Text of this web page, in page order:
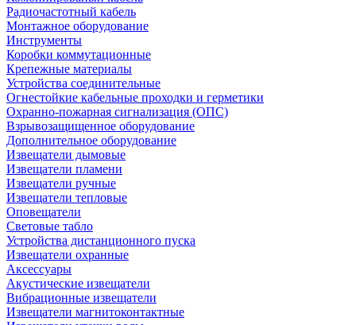
Радиочастотный кабель
Монтажное оборудование
Инструменты
Коробки коммутационные
Крепежные материалы
Устройства соединительные
Огнестойкие кабельные проходки и герметики
Охранно-пожарная сигнализация (ОПС)
Взрывозащищенное оборудование
Дополнительное оборудование
Извещатели дымовые
Извещатели пламени
Извещатели ручные
Извещатели тепловые
Оповещатели
Световые табло
Устройства дистанционного пуска
Извещатели охранные
Аксессуары
Акустические извещатели
Вибрационные извещатели
Извещатели магнитоконтактные